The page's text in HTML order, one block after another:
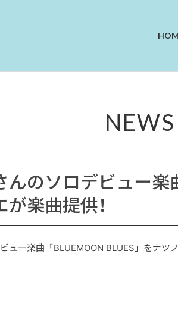
NEWS
のソロデビュー楽
楽曲提供！
ュー楽曲「BLUEMOON BLUES」をナツ